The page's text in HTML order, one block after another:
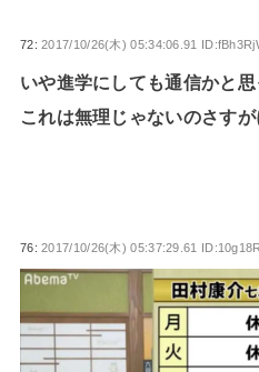
72:2017/10/26(木) 05:34:06.91
いや進学にしても通信かと思
これは無理じゃないのさすが
76:2017/10/26(木) 05:37:29.61